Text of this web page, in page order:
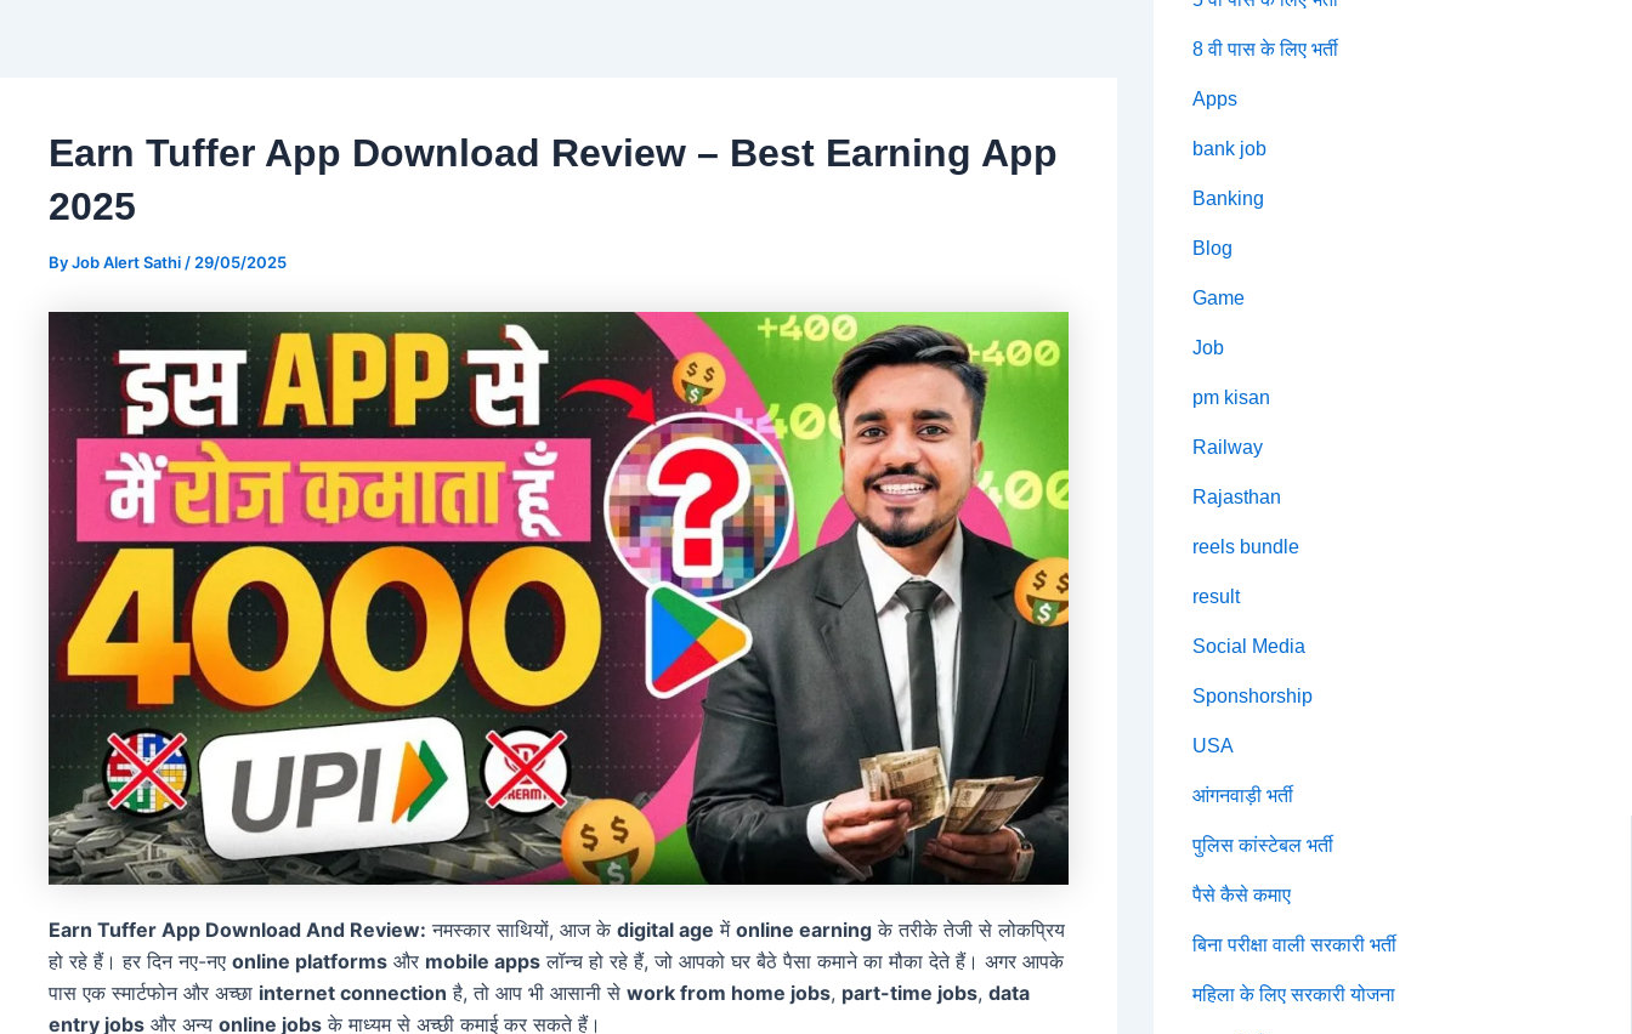
Earn Tuffer App Download Review – Best Earning App
2025
ByJob Alert Sathi / 29/05/2025
Earn Tuffer App Download And Review: नमस्कार साथियों, आज के digital age में online earning के तरीके तेजी से लोकप्रिय
हो रहे हैं। हर दिन नए-नए online platforms और mobile apps लॉन्च हो रहे हैं, जो आपको घर बैठे पैसा कमाने का मौका देते हैं। अगर आपके
पास एक स्मार्टफोन और अच्छा internet connection है, तो आप भी आसानी से work from home jobs, part-time jobs, data
entry jobs और अन्य online jobs के माध्यम से अच्छी कमाई कर सकते हैं।
8 वी पास के लिए भर्ती
Apps
bank job
Banking
Blog
Game
Job
pm kisan
Railway
Rajasthan
reels bundle
result
Social Media
Sponshorship
USA
आंगनवाड़ी भर्ती
पुलिस कांस्टेबल भर्ती
पैसे कैसे कमाए
बिना परीक्षा वाली सरकारी भर्ती
महिला के लिए सरकारी योजना